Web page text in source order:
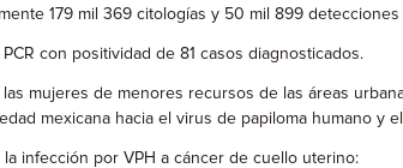
179 mil 369 citologías y 50 mil 899
con positividad de 81 casos diagnosticados.
mujeres de menores recursos de las áreas
mexicana hacia el virus de papiloma humano y
infección por VPH a cáncer de cuello uterino: